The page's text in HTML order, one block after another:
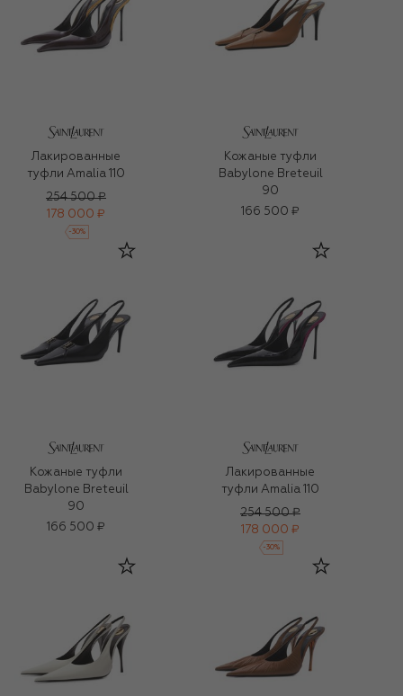
Лакированные
туфли Amalia 110
254 500 ₽
178 000 ₽
-30%
Кожаные туфли
Babylone Breteuil
90
166 500 ₽
Кожаные туфли
Babylone Breteuil
90
166 500 ₽
Лакированные
туфли Amalia 110
254 500 ₽
178 000 ₽
-30%